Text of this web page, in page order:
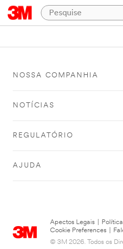
NOSSA COMPANHIA
NOTÍCIAS
REGULATÓRIO
AJUDA
Apectos Legais
Cookie Preferences
© 3M 2026. Todos os